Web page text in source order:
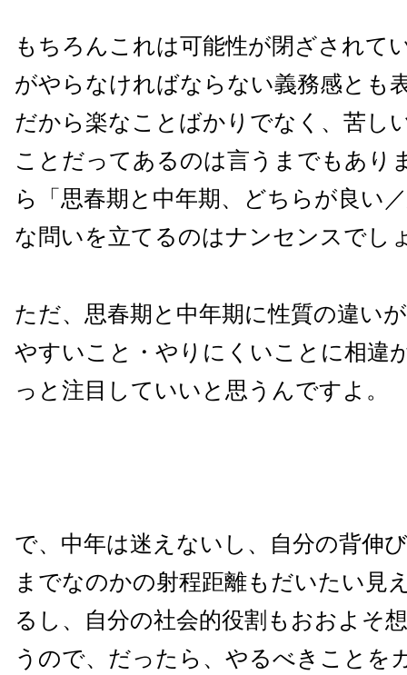
もちろんこれは可能性が閉ざされて
がやらなければならない義務感とも
だから楽なことばかりでなく、苦し
ことだってあるのは言うまでもあり
ら「思春期と中年期、どちらが良い
な問いを立てるのはナンセンスでし
ただ、思春期と中年期に性質の違い
やすいこと・やりにくいことに相違
っと注目していいと思うんですよ。
で、中年は迷えないし、自分の背伸
までなのかの射程距離もだいたい見
るし、自分の社会的役割もおおよそ
うので、だったら、やるべきことを